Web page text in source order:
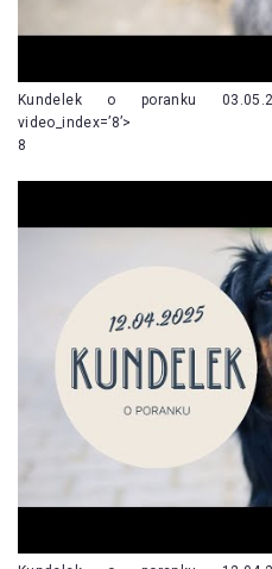
Kundelek o poranku
video_index=’8’>
8